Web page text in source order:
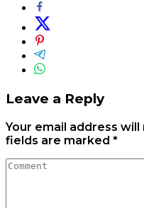
Leave a Reply
Your email address
fields are marked *